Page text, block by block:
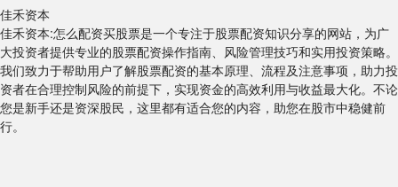
佳禾资本
佳禾资本:怎么配资买股票是一个专注于股票配资知识分享的网站，为广
大投资者提供专业的股票配资操作指南、风险管理技巧和实用投资策略。
我们致力于帮助用户了解股票配资的基本原理、流程及注意事项，助力投
资者在合理控制风险的前提下，实现资金的高效利用与收益最大化。不论
您是新手还是资深股民，这里都有适合您的内容，助您在股市中稳健前
行。